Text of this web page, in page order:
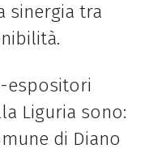
sinergia tra
espositori
Liguria sono:
di Diano